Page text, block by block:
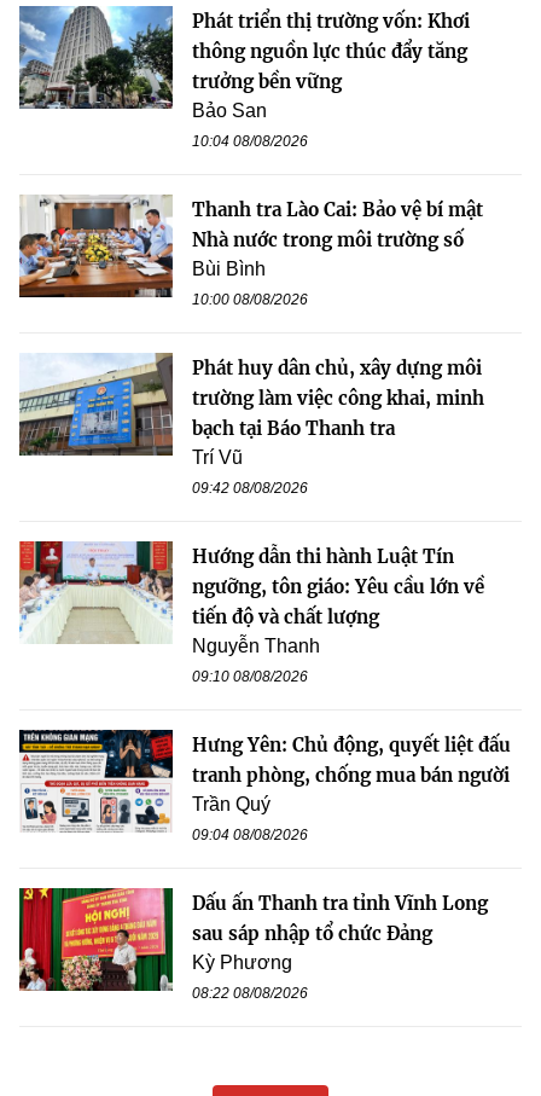
Phát triển thị trường vốn: Khơi
thông nguồn lực thúc đẩy tăng
trưởng bền vững
Bảo San
10:04 08/08/2026
Thanh tra Lào Cai: Bảo vệ bí mật
Nhà nước trong môi trường số
Bùi Bình
10:00 08/08/2026
Phát huy dân chủ, xây dựng môi
trường làm việc công khai, minh
bạch tại Báo Thanh tra
Trí Vũ
09:42 08/08/2026
Hướng dẫn thi hành Luật Tín
ngưỡng, tôn giáo: Yêu cầu lớn về
tiến độ và chất lượng
Nguyễn Thanh
09:10 08/08/2026
Hưng Yên: Chủ động, quyết liệt đấu
tranh phòng, chống mua bán người
Trần Quý
09:04 08/08/2026
Dấu ấn Thanh tra tỉnh Vĩnh Long
sau sáp nhập tổ chức Đảng
Kỳ Phương
08:22 08/08/2026